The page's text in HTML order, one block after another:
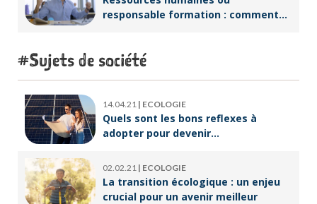
responsable formation : comment
Sujets de société
14.04.21 | ECOLOGIE
Quels sont les bons reflexes à
adopter pour devenir
02.02.21 | ECOLOGIE
La transition écologique : un enjeu
crucial pour un avenir meilleur